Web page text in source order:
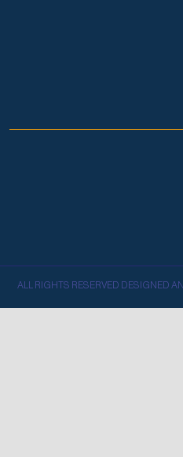
ALL RIGHTS RESERVED DESIGNED